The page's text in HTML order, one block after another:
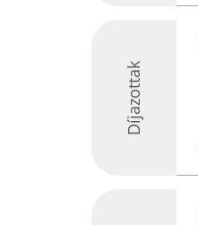
Díjazottak